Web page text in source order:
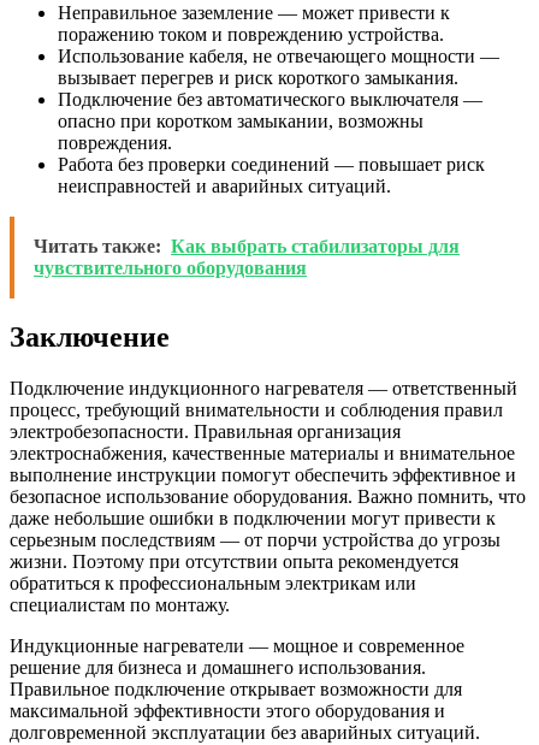
Неправильное заземление — может привести к
поражению током и повреждению устройства.
Использование кабеля, не отвечающего мощности —
вызывает перегрев и риск короткого замыкания.
Подключение без автоматического выключателя —
опасно при коротком замыкании, возможны
повреждения.
Работа без проверки соединений — повышает риск
неисправностей и аварийных ситуаций.
Читать также: Как выбрать стабилизаторы для
чувствительного оборудования
Заключение
Подключение индукционного нагревателя — ответственный
процесс, требующий внимательности и соблюдения правил
электробезопасности. Правильная организация
электроснабжения, качественные материалы и внимательное
выполнение инструкции помогут обеспечить эффективное и
безопасное использование оборудования. Важно помнить, что
даже небольшие ошибки в подключении могут привести к
серьезным последствиям — от порчи устройства до угрозы
жизни. Поэтому при отсутствии опыта рекомендуется
обратиться к профессиональным электрикам или
специалистам по монтажу.
Индукционные нагреватели — мощное и современное
решение для бизнеса и домашнего использования.
Правильное подключение открывает возможности для
максимальной эффективности этого оборудования и
долговременной эксплуатации без аварийных ситуаций.